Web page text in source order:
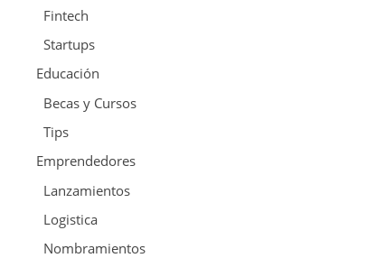
Fintech
Startups
Educación
Becas y Cursos
Tips
Emprendedores
Lanzamientos
Logistica
Nombramientos